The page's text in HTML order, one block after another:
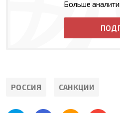
Больше
РОССИЯ САНКЦИИ